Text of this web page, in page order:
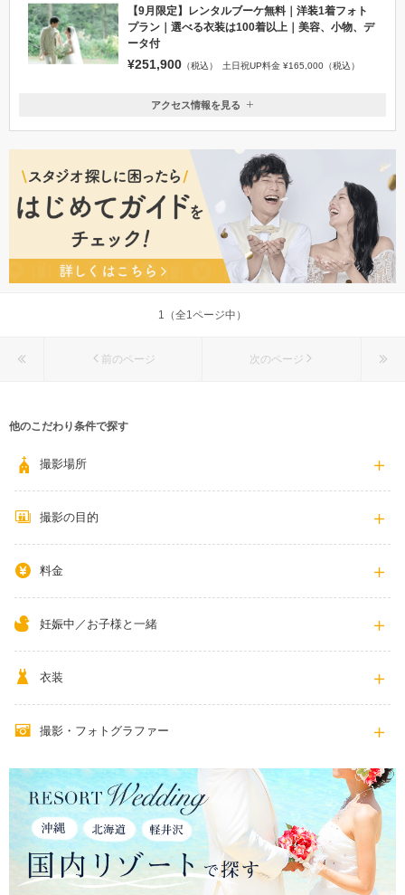
【9月限定】レンタルブーケ無料｜洋装1着フォト
プラン｜選べる衣装は100着以上｜美容、小物、デ
ータ付
¥251,900 （税込） 土日祝UP料金 ¥165,000（税込）
新潟県十日町市珠川
上越新幹線 越後湯沢駅 / ほくほく線 十日町駅 よりシャトルバ
ス運行
025-758-3912
アクセス情報を見る
1（全1ページ中）
前のページ 次のページ
他のこだわり条件で探す
撮影場所
撮影の目的
料金
妊娠中／お子様と一緒
衣装
撮影・フォトグラファー